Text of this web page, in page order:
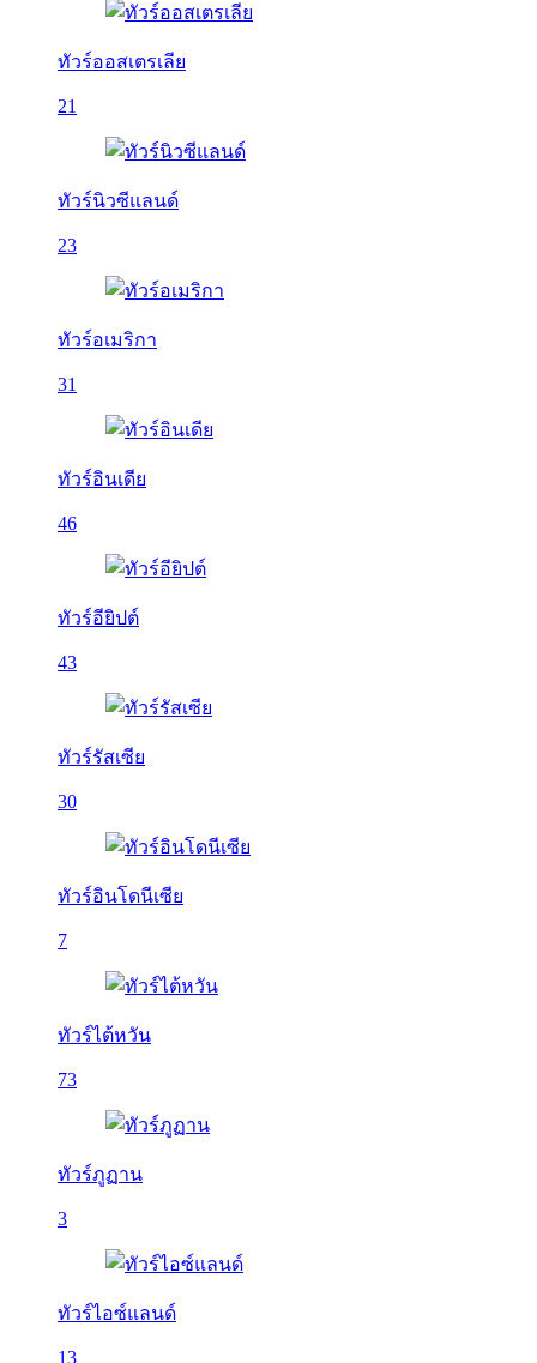
ทัวร์ออสเตรเลีย
21
ทัวร์นิวซีแลนด์
23
ทัวร์อเมริกา
31
ทัวร์อินเดีย
46
ทัวร์อียิปต์
43
ทัวร์รัสเซีย
30
ทัวร์อินโดนีเซีย
7
ทัวร์ไต้หวัน
73
ทัวร์ภูฏาน
3
ทัวร์ไอซ์แลนด์
13